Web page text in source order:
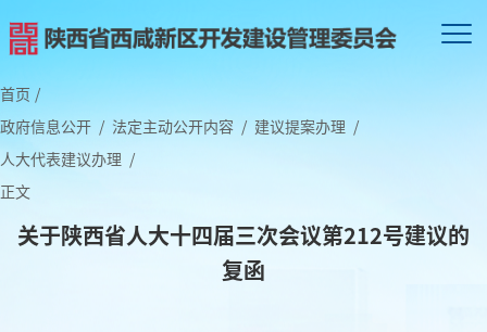
首页 /
政府信息公开 / 法定主动公开内容 / 建议提案办理 /
人大代表建议办理 /
正文
关于陕西省人大十四届三次会议第212号建议的
复函